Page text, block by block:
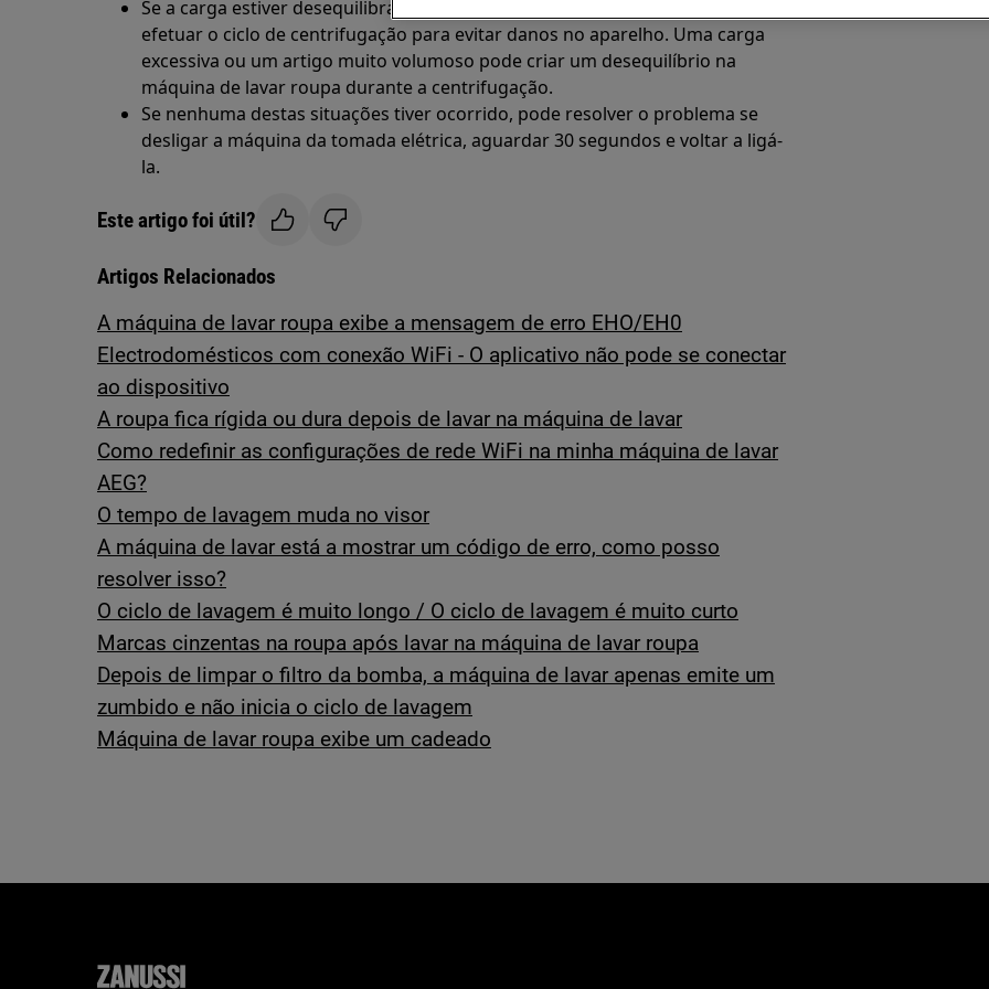
Se a carga estiver desequilibrada, a máquina de lavar roupa poderá não
efetuar o ciclo de centrifugação para evitar danos no aparelho. Uma carga
excessiva ou um artigo muito volumoso pode criar um desequilíbrio na
máquina de lavar roupa durante a centrifugação.
Se nenhuma destas situações tiver ocorrido, pode resolver o problema se
desligar a máquina da tomada elétrica, aguardar 30 segundos e voltar a ligá-
la.
Este artigo foi útil?
Artigos Relacionados
A máquina de lavar roupa exibe a mensagem de erro EHO/EH0
Electrodomésticos com conexão WiFi - O aplicativo não pode se conectar
ao dispositivo
A roupa fica rígida ou dura depois de lavar na máquina de lavar
Como redefinir as configurações de rede WiFi na minha máquina de lavar
AEG?
O tempo de lavagem muda no visor
A máquina de lavar está a mostrar um código de erro, como posso
resolver isso?
O ciclo de lavagem é muito longo / O ciclo de lavagem é muito curto
Marcas cinzentas na roupa após lavar na máquina de lavar roupa
Depois de limpar o filtro da bomba, a máquina de lavar apenas emite um
zumbido e não inicia o ciclo de lavagem
Máquina de lavar roupa exibe um cadeado